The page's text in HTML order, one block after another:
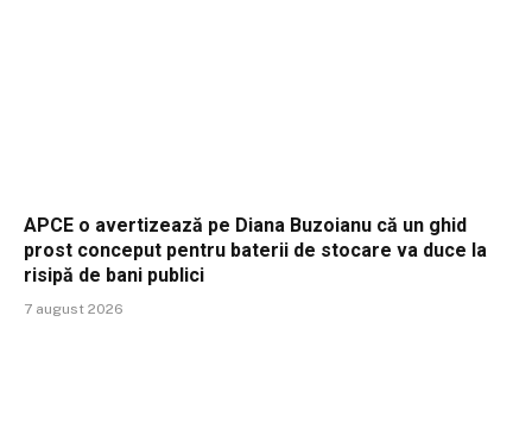
APCE o avertizează pe Diana Buzoianu că un ghid
prost conceput pentru baterii de stocare va duce la
risipă de bani publici
7 august 2026